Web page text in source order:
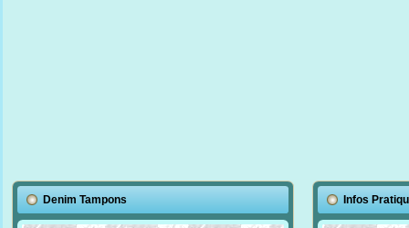
Denim Tampons Infos